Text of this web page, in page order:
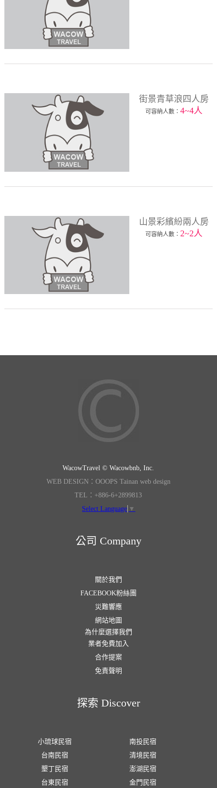
街景青草浪四人房
可容納人數：4~4人
山景彩繽紛兩人房
可容納人數： 2~2人
WacowTravel © Wacowbnb, Inc.
WEB DESIGN：OOOPS Tainan web design
TEL：+886-6+2899813
Select Language ▼
公司 Company
關於我們
FACEBOOK粉絲團
災難響應
網站地圖
為什麼選擇我們
業者免費加入
合作提案
免責聲明
探索 Discover
小琉球民宿
台南民宿
墾丁民宿
台東民宿
南投民宿
清境民宿
澎湖民宿
金門民宿